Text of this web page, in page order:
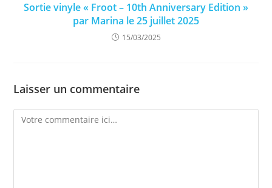
Sortie vinyle « Froot – 10th Anniversary Edition »
par Marina le 25 juillet 2025
15/03/2025
Laisser un commentaire
Comment